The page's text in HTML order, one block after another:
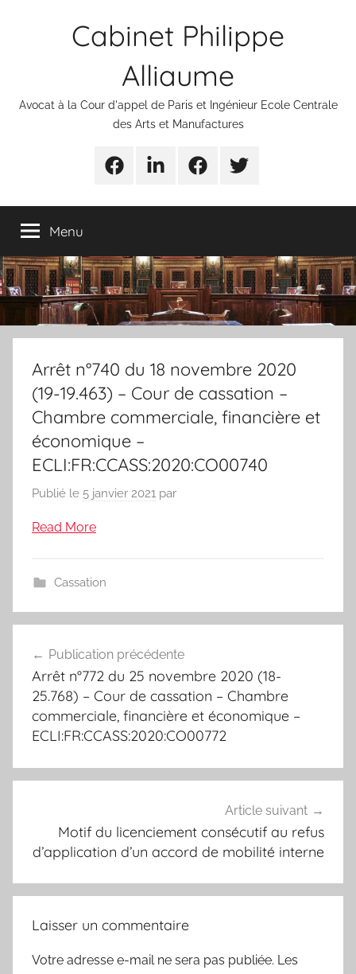
Cabinet Philippe
Alliaume
Avocat à la Cour d'appel de Paris et Ingénieur Ecole Centrale
des Arts et Manufactures
UrgencesLinkedinFacebookTwitter
Menu
Arrêt n°740 du 18 novembre 2020
(19-19.463) – Cour de cassation –
Chambre commerciale, financière et
économique –
ECLI:FR:CCASS:2020:CO00740
Publié le 5 janvier 2021 par
Read More
Cassation
de
l’article
Publication précédente
Arrêt n°772 du 25 novembre 2020 (18-
25.768) – Cour de cassation – Chambre
commerciale, financière et économique –
ECLI:FR:CCASS:2020:CO00772
Article suivant
Motif du licenciement consécutif au refus
d’application d’un accord de mobilité interne
Laisser un commentaire
Votre adresse e-mail ne sera pas publiée. Les